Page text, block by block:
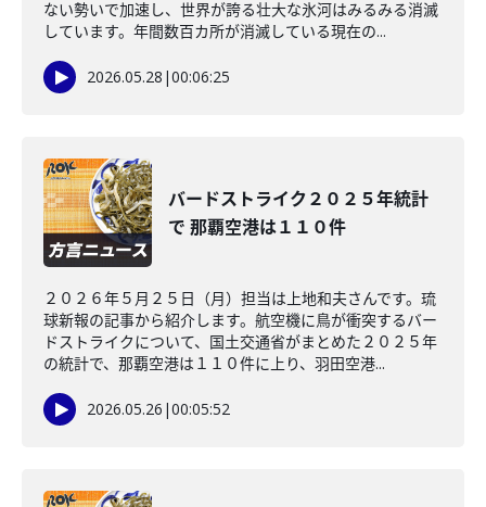
ない勢いで加速し、世界が誇る壮大な氷河はみるみる消滅
しています。年間数百カ所が消滅している現在の...
2026.05.28 |00:06:25
バードストライク２０２５年統計
で 那覇空港は１１０件
２０２６年５月２５日（月）担当は上地和夫さんです。琉
球新報の記事から紹介します。航空機に鳥が衝突するバー
ドストライクについて、国土交通省がまとめた２０２５年
の統計で、那覇空港は１１０件に上り、羽田空港...
2026.05.26 |00:05:52